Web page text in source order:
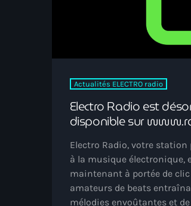
Actualités ELECTRO radio
Electro Radio est
disponible sur
Electro Radio, votre station
à la musique électronique,
maintenant à portée de
amateurs de beats
mélodies envoûtantes et